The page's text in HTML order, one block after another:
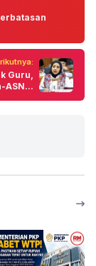
Guru,
ASN...